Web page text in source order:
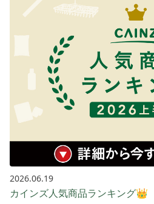
2026.06.19
カインズ人気商品ランキング👑